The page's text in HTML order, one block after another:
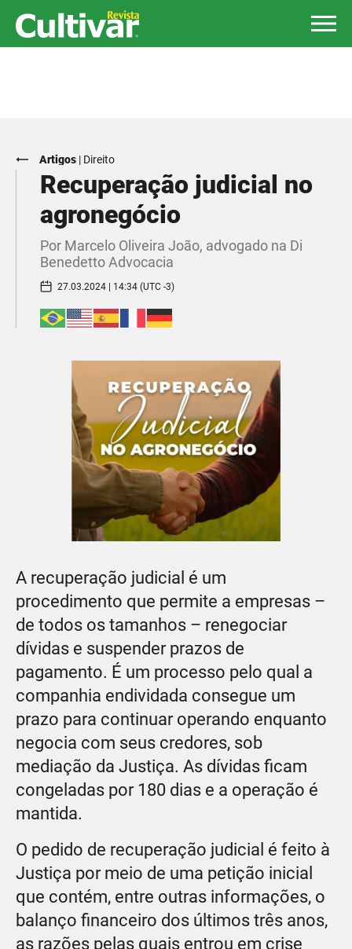
Artigos | Direito
Recuperação judicial no
agronegócio
Por Marcelo Oliveira João, advogado na Di
Benedetto Advocacia
27.03.2024 | 14:34 (UTC -3)
A recuperação judicial é um
procedimento que permite a empresas –
de todos os tamanhos – renegociar
dívidas e suspender prazos de
pagamento. É um processo pelo qual a
companhia endividada consegue um
prazo para continuar operando enquanto
negocia com seus credores, sob
mediação da Justiça. As dívidas ficam
congeladas por 180 dias e a operação é
mantida.
O pedido de recuperação judicial é feito à
Justiça por meio de uma petição inicial
que contém, entre outras informações, o
balanço financeiro dos últimos três anos,
as razões pelas quais entrou em crise